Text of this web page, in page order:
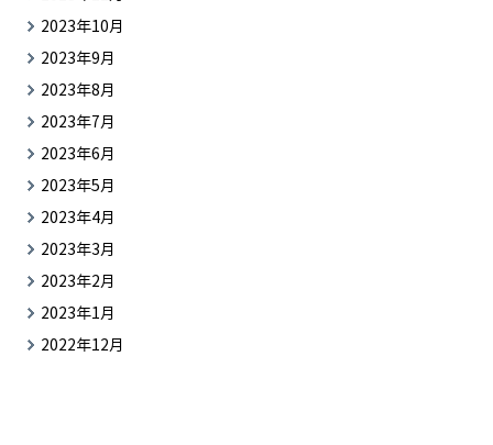
2023年10月
2023年9月
2023年8月
2023年7月
2023年6月
2023年5月
2023年4月
2023年3月
2023年2月
2023年1月
2022年12月